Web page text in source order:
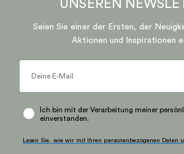
UNSEREN
Seien Sie einer der Ersten, der
Aktionen und Inspirationen
Ich bin mit der Verarbeitung meiner
einverstanden.
Lesen Sie, wie wir mit Ihren personenbezogenen Daten